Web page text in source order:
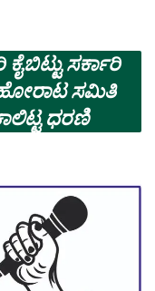
ಸರ್ಕಾರಿ
ಹೋರಾಟ ಸಮಿತಿ
ಧರಣಿ